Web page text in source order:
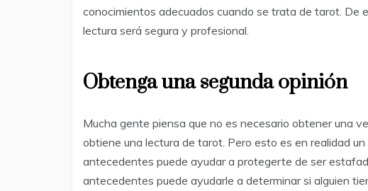
conocimientos adecuados cuando se trata de tarot. De
lectura será segura y profesional.
Obtenga una segunda opinión
Mucha gente piensa que no es necesario obtener una
obtiene una lectura de tarot. Pero esto es en realidad
antecedentes puede ayudar a protegerte de ser
antecedentes puede ayudarle a determinar si alguien